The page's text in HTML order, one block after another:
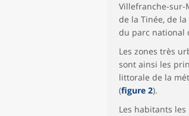
Villefranche-sur-
de la Tinée, de
du parc national
Les zones très
sont ainsi les
littorale de la
(figure 2).
Les habitants